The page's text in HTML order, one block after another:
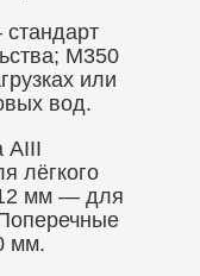
М350
или
вод.
AIII
лёгкого
мм — для
мм.